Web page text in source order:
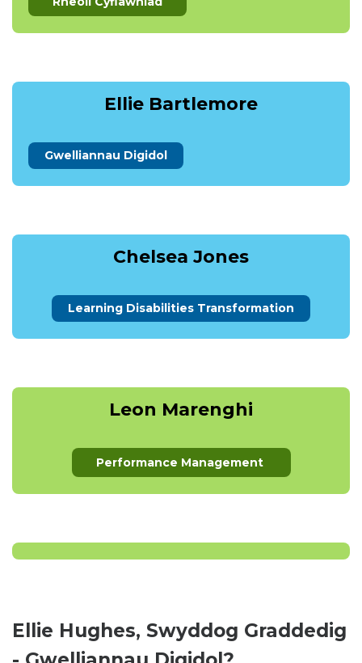
Ellie Bartlemore
Gwelliannau Digidol
Chelsea Jones
Learning Disabilities Transformation
Leon Marenghi
Performance Management
Ellie Hughes, Swyddog Graddedig